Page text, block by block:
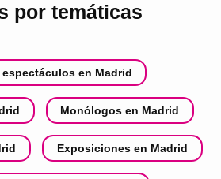
por temáticas
espectáculos en Madrid
Monólogos en Madrid
Exposiciones en Madrid